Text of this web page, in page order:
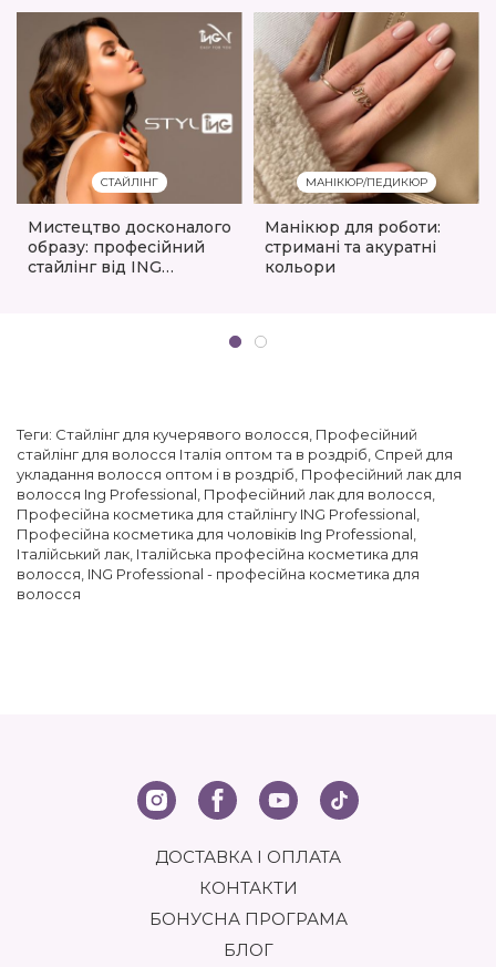
СТАЙЛІНГ
Мистецтво досконалого
образу: професійний
стайлінг від ING
МАНІКЮР/ПЕДИКЮР
Манікюр для роботи:
стримані та акуратні
кольори
Теги: Стайлінг для кучерявого волосся Професійний
стайлінг для волосся Італія оптом та в роздріб Спрей для
укладання волосся оптом і в роздріб Професійний лак для
волосся Ing Professional Професійний лак для волосся
Професійна косметика для стайлінгу ING Professional
Професійна косметика для чоловіків Ing Professional
Італійський лак Італійська професійна косметика для
волосся ING Professional - професійна косметика для
волосся
ДОСТАВКА І ОПЛАТА
КОНТАКТИ
БОНУСНА ПРОГРАМА
БЛОГ